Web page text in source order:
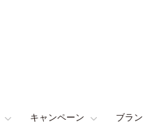
キャンペーン ブラ